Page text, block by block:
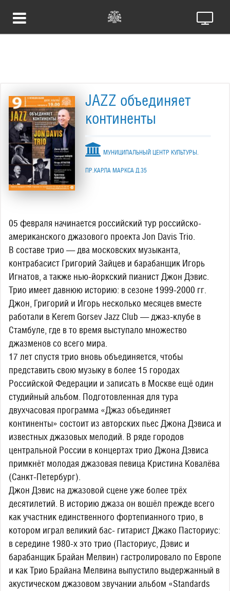
JAZZ объединяет
континенты
МУНИЦИПАЛЬНЫЙ ЦЕНТР КУЛЬТУРЫ.
ПР.КАРЛА МАРКСА Д.35
05 февраля начинается российский тур российско-
американского джазового проекта Jon Davis Trio.
В составе трио — два московских музыканта,
контрабасист Григорий Зайцев и барабанщик Игорь
Игнатов, а также нью-йоркский пианист Джон Дэвис.
Трио имеет давнюю историю: в сезоне 1999-2000 гг.
Джон, Григорий и Игорь несколько месяцев вместе
работали в Kerem Gorsev Jazz Club — джаз-клубе в
Стамбуле, где в то время выступало множество
джазменов со всего мира.
17 лет спустя трио вновь объединяется, чтобы
представить свою музыку в более 15 городах
Российской Федерации и записать в Москве ещё один
студийный альбом. Подготовленная для тура
двухчасовая программа «Джаз объединяет
континенты» состоит из авторских пьес Джона Дэвиса и
известных джазовых мелодий. В ряде городов
центральной России в концертах трио Джона Дэвиса
примкнёт молодая джазовая певица Кристина Ковалёва
(Санкт-Петербург).
Джон Дэвис на джазовой сцене уже более трёх
десятилетий. В историю джаза он вошёл прежде всего
как участник единственного фортепианного трио, в
котором играл великий бас- гитарист Джако Пасториус:
в середине 1980-х это трио (Пасториус, Дэвис и
барабанщик Брайан Мелвин) гастролировало по Европе
и как Трио Брайана Мелвина выпустило выдержанный в
акустическом джазовом звучании альбом «Standards